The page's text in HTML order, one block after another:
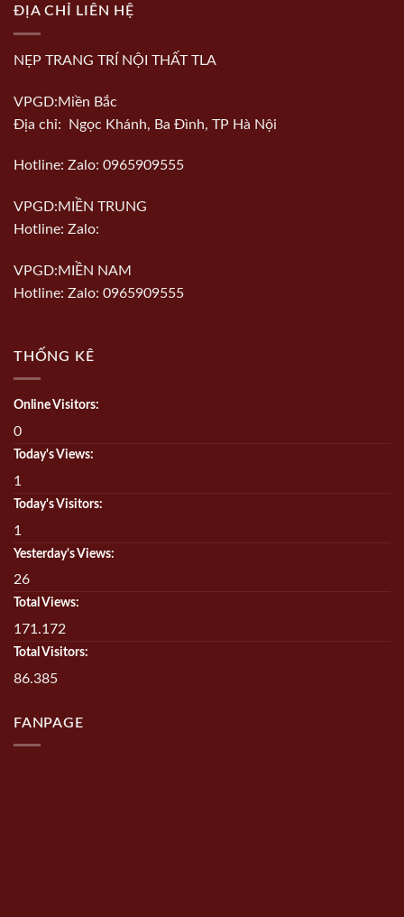
ĐỊA CHỈ LIÊN HỆ
NẸP TRANG TRÍ NỘI THẤT TLA
VPGD:Miền Bắc
Địa chỉ: Ngọc Khánh, Ba Đình, TP Hà Nội
Hotline: Zalo: 0965909555
VPGD:MIỀN TRUNG
Hotline: Zalo:
VPGD:MIỀN NAM
Hotline: Zalo: 0965909555
THỐNG KÊ
Online Visitors:
0
Today's Views:
1
Today's Visitors:
1
Yesterday's Views:
26
Total Views:
171.172
Total Visitors:
86.385
FANPAGE